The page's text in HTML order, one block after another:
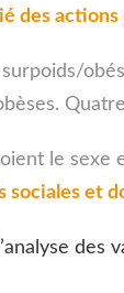
des
le sexe
sociales et
des